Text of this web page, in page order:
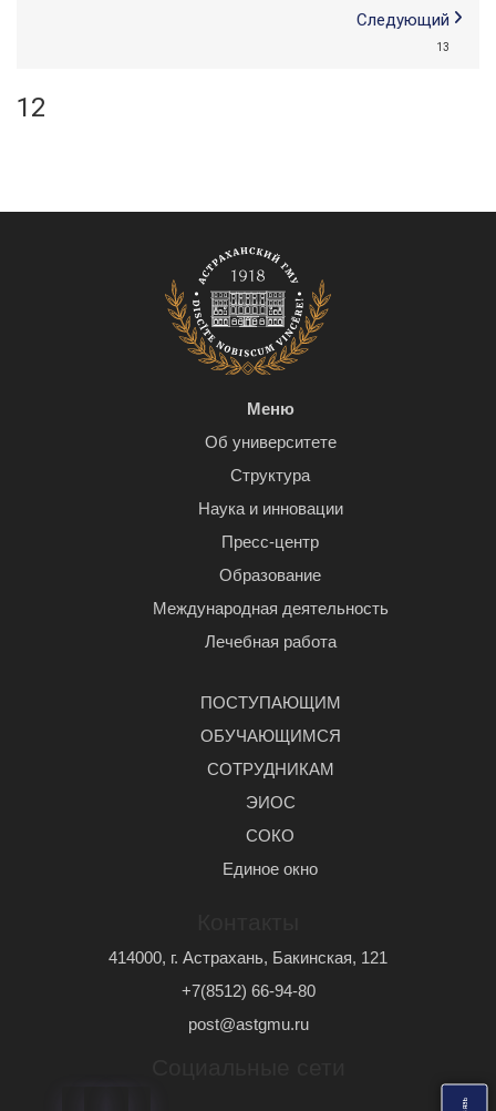
Следующий
13
12
Меню
Об университете
Структура
Наука и инновации
Пресс-центр
Образование
Международная деятельность
Лечебная работа
ПОСТУПАЮЩИМ
ОБУЧАЮЩИМСЯ
СОТРУДНИКАМ
ЭИОС
СОКО
Единое окно
414000, г. Астрахань, Бакинская, 121
+7(8512) 66-94-80
post@astgmu.ru